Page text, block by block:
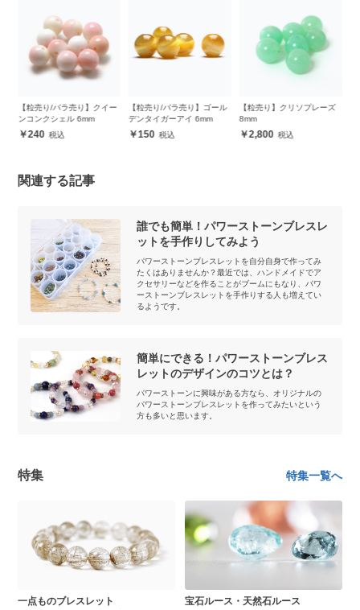
【粒売り/バラ売り】クイー
ンコンクシェル 6mm
240
【粒売り/バラ売り】ゴール
デンタイガーアイ 6mm
150
【粒売り】クリソプレーズ
8mm
2,800
関連する記事
誰でも簡単！パワーストーンブレスレ
ットを手作りしてみよう
パワーストーンブレスレットを自分自身で作ってみ
たくはありませんか？最近では、ハンドメイドでア
クセサリーなどを作ることがブームにもなり、パワ
ーストーンブレスレットを手作りする人も増えてい
るようです。
簡単にできる！パワーストーンブレス
レットのデザインのコツとは？
パワーストーンに興味がある方なら、オリジナルの
パワーストーンブレスレットを作ってみたいという
方も多いと思います。
特集 特集一覧へ
一点ものブレスレット 宝石ルース・天然石ルース